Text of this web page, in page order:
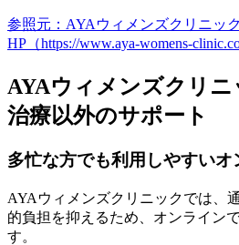
参照元：AYAウィメンズクリニッ
HP（https://www.aya-womens-
AYAウィメンズクリニ
治療以外のサポート
多忙な方でも利用しやすいオ
AYAウィメンズクリニックでは、
的負担を抑えるため、オンライン
す。